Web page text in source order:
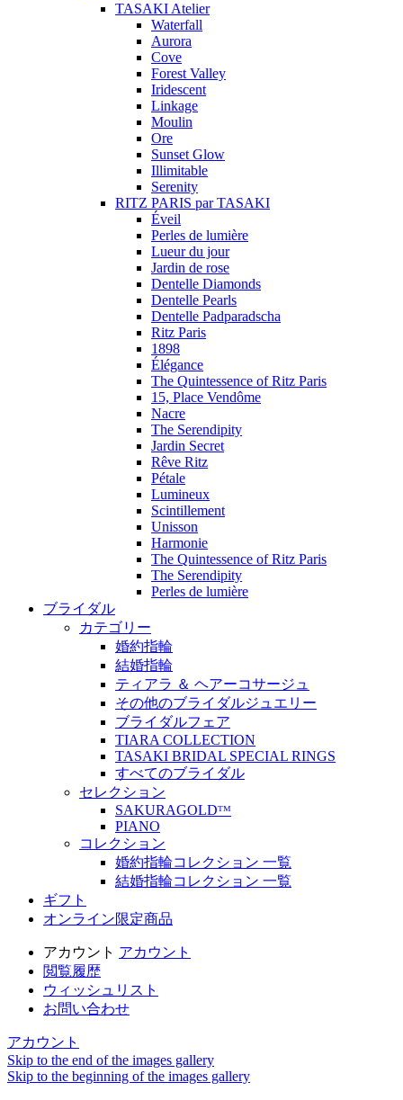
TASAKI Atelier
Waterfall
Aurora
Cove
Forest Valley
Iridescent
Linkage
Moulin
Ore
Sunset Glow
Illimitable
Serenity
RITZ PARIS par TASAKI
Éveil
Perles de lumière
Lueur du jour
Jardin de rose
Dentelle Diamonds
Dentelle Pearls
Dentelle Padparadscha
Ritz Paris
1898
Élégance
The Quintessence of Ritz Paris
15, Place Vendôme
Nacre
The Serendipity
Jardin Secret
Rêve Ritz
Pétale
Lumineux
Scintillement
Unisson
Harmonie
The Quintessence of Ritz Paris
The Serendipity
Perles de lumière
ブライダル
カテゴリー
婚約指輪
結婚指輪
ティアラ ＆ ヘアーコサージュ
その他のブライダルジュエリー
ブライダルフェア
TIARA COLLECTION
TASAKI BRIDAL SPECIAL RINGS
すべてのブライダル
セレクション
SAKURAGOLDᵀᴹ
PIANO
コレクション
婚約指輪コレクション 一覧
結婚指輪コレクション 一覧
ギフト
オンライン限定商品
アカウント アカウント
閲覧履歴
ウィッシュリスト
お問い合わせ
アカウント
Skip to the end of the images gallery
Skip to the beginning of the images gallery